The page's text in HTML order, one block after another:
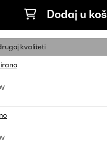
Dodaj u
kvaliteti